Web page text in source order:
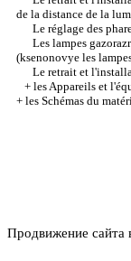
de la distance de la
Le réglage des
Les lampes
(ksenonovye les
Le retrait et
+ les Appareils et
+ les Schémas du
Продвижение сайта